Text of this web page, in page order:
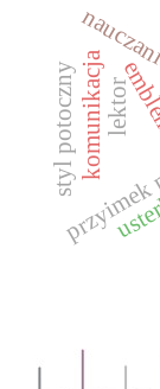
komunikacjalektor
styl potoczny